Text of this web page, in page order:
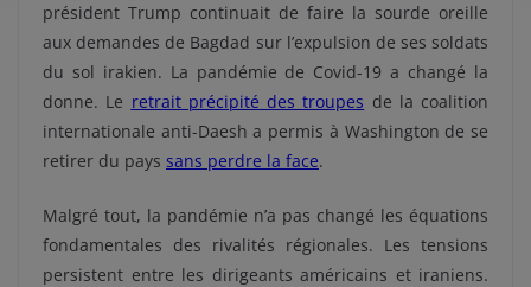
président Trump continuait de faire la sourde oreille
aux demandes de Bagdad sur l’expulsion de ses soldats
du sol irakien. La pandémie de Covid-19 a changé la
donne. Le retrait précipité des troupes de la coalition
internationale anti-Daesh a permis à Washington de se
retirer du pays sans perdre la face.
Malgré tout, la pandémie n’a pas changé les équations
fondamentales des rivalités régionales. Les tensions
persistent entre les dirigeants américains et iraniens.